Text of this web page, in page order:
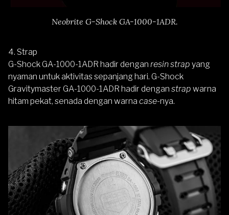
Neobrite G-Shock GA-1000-1ADR.
4. Strap
G-Shock GA-1000-1ADR hadir dengan resin strap yang
nyaman untuk aktivitas sepanjang hari. G-Shock
Gravitymaster GA-1000-1ADR hadir dengan strap warna
hitam pekat, senada dengan warna case-nya.